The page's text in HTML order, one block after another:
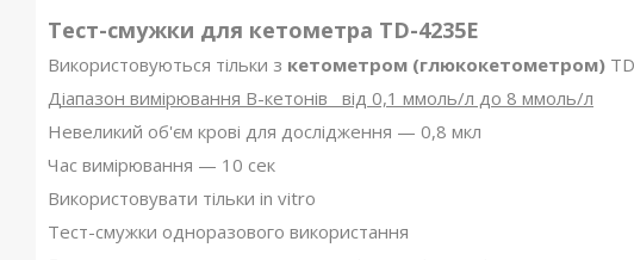
Тест-смужки для кетометра ТD-4235E
Використовуються тільки з кетометром (глюкокетометром)
Діапазон вимірювання В-кетонів від 0,1 ммоль/л до 8 ммоль/л
Невеликий об'єм крові для дослідження — 0,8 мкл
Час вимірювання — 10 сек
Використовувати тільки in vitro
Тест-смужки одноразового використання